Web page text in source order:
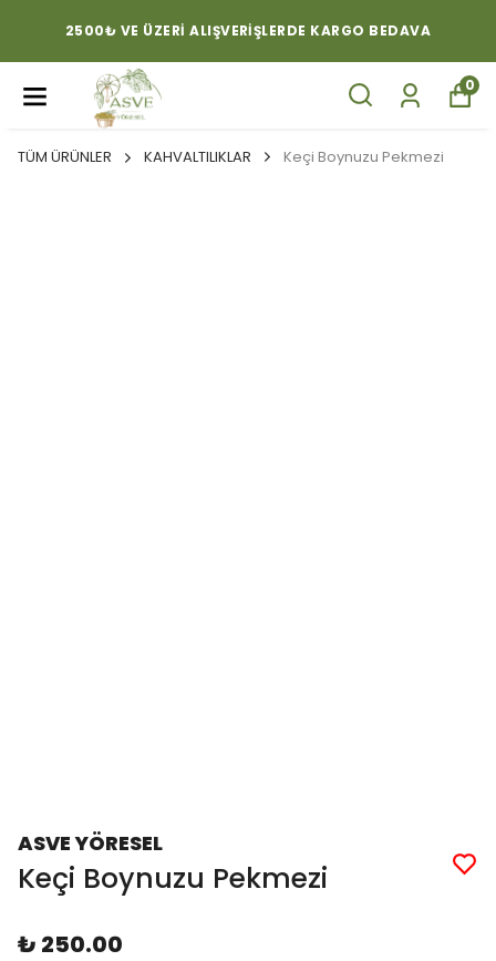
2500₺ VE ÜZERI ALIŞVERIŞLERDE KARGO BEDAVA
0
TÜM ÜRÜNLER KAHVALTILIKLAR Keçi Boynuzu Pekmezi
ASVE YÖRESEL
Keçi Boynuzu Pekmezi
₺ 250.00